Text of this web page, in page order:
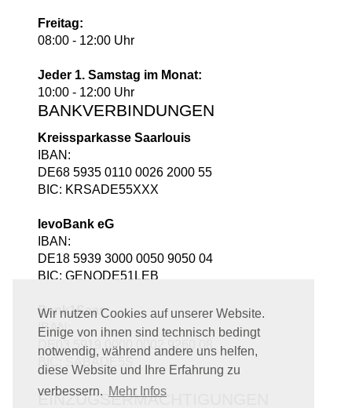
Wir nutzen Cookies auf unserer Website.
Einige von ihnen sind technisch bedingt
notwendig, während andere uns helfen,
diese Website und Ihre Erfahrung zu
verbessern. Mehr Infos
Freitag:
08:00 - 12:00 Uhr
Jeder 1. Samstag im Monat:
10:00 - 12:00 Uhr
BANKVERBINDUNGEN
Kreissparkasse Saarlouis
IBAN:
DE68 5935 0110 0026 2000 55
BIC: KRSADE55XXX
levoBank eG
IBAN:
DE18 5939 3000 0050 9050 04
BIC: GENODE51LEB
Bank1Saar
IBAN:
DE03 5919 0000 0002 9260 08
BIC: SABADE5S
EINZUGSERMÄCHTIGUNGEN